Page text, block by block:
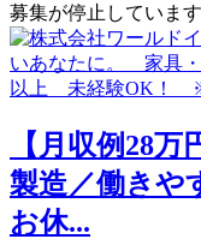
募集が停止しています
【月収例28
製造／働きや
お休...